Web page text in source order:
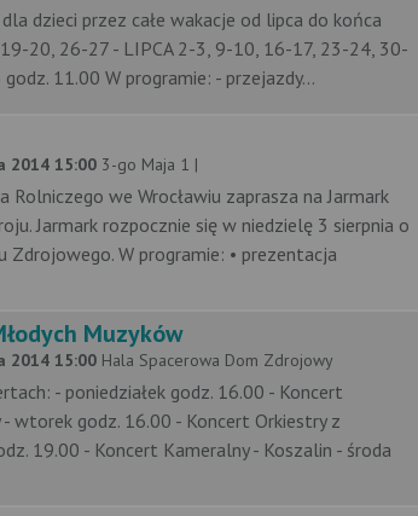
dzieci przez całe wakacje od lipca do końca
20, 26-27 - LIPCA 2-3, 9-10, 16-17, 23-24, 30-
11.00 W programie: - przejazdy...
2014 15:00 3-go Maja 1 |
we Wrocławiu zaprasza na Jarmark
Jarmark rozpocznie się w niedzielę 3 sierpnia o
Zdrojowego. W programie: • prezentacja
Muzyków
2014 15:00 Hala Spacerowa Dom Zdrojowy
- poniedziałek godz. 16.00 - Koncert
wtorek godz. 16.00 - Koncert Orkiestry z
19.00 - Koncert Kameralny - Koszalin - środa